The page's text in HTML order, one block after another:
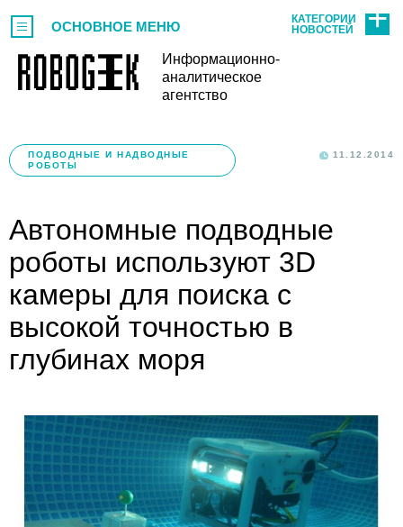
Информационно-
аналитическое
агентство
ОСНОВНОЕ МЕНЮ
КАТЕГОРИИ
НОВОСТЕЙ
ПОДВОДНЫЕ И НАДВОДНЫЕ
РОБОТЫ
11.12.2014
Автономные подводные
роботы используют 3D
камеры для поиска с
высокой точностью в
глубинах моря